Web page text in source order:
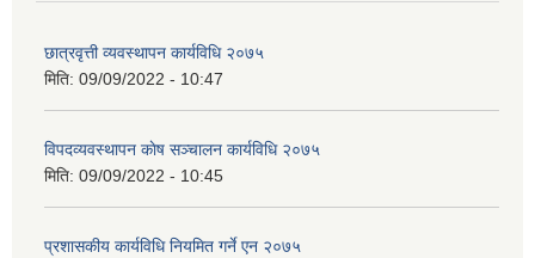
छात्रवृत्ती व्यवस्थापन कार्यविधि २०७५
मिति: 09/09/2022 - 10:47
विपदव्यवस्थापन काेष सञ्चालन कार्यविधि २०७५
मिति: 09/09/2022 - 10:45
प्रशासकीय कार्यविधि नियमित गर्ने एन २०७५